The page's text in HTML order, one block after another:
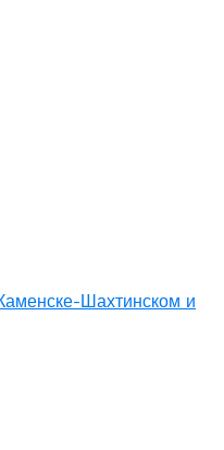
Шахтинском и